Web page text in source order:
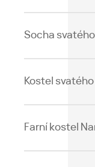
Socha
Kostel
Farní kostel